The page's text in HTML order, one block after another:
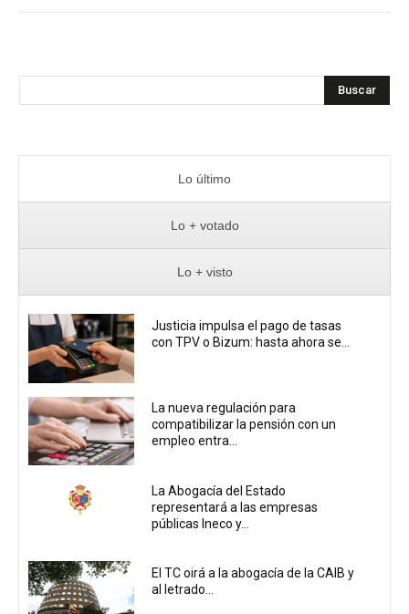
Buscar
Lo último
Lo + votado
Lo + visto
Justicia impulsa el pago de tasas
con TPV o Bizum: hasta ahora se...
La nueva regulación para
compatibilizar la pensión con un
empleo entra...
La Abogacía del Estado
representará a las empresas
públicas Ineco y...
El TC oirá a la abogacía de la CAIB y
al letrado...